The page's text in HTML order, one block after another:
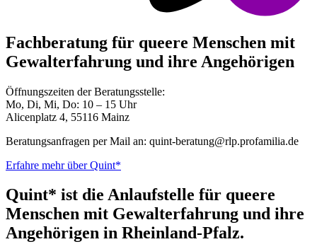
Fachberatung für queere Menschen mit
Gewalterfahrung und ihre Angehörigen
Öffnungszeiten der Beratungsstelle:
Mo, Di, Mi, Do: 10 – 15 Uhr
Alicenplatz 4, 55116 Mainz
Beratungsanfragen per Mail an: quint-beratung@rlp.profamilia.de
Erfahre mehr über Quint*
Quint* ist die Anlaufstelle für queere
Menschen mit Gewalterfahrung und ihre
Angehörigen in Rheinland-Pfalz.